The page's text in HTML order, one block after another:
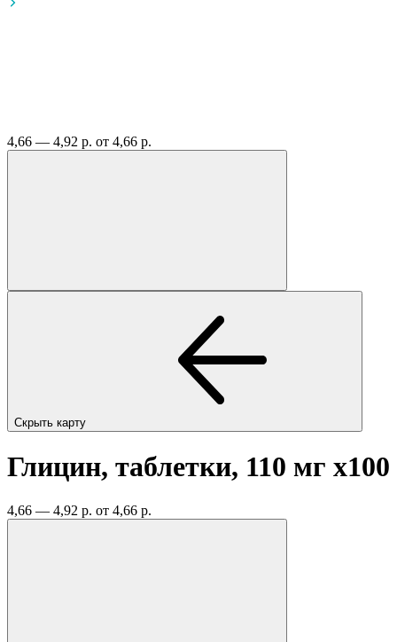
4,66 — 4,92 р. от 4,66 р.
Скрыть карту
Глицин, таблетки, 110 мг x100
4,66 — 4,92 р. от 4,66 р.